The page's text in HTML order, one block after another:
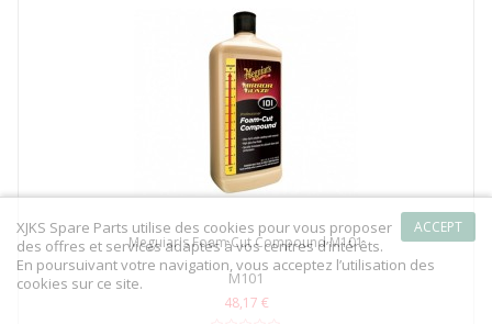
Meguiar's Foam Cut Compound M101
M101
48,17 €
ACCEPT
XJKS Spare Parts utilise des cookies pour vous proposer
des offres et services adaptés à vos centres d’intérêts.
En poursuivant votre navigation, vous acceptez l’utilisation des
cookies sur ce site.